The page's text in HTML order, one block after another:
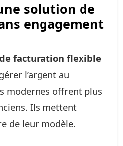
solution de
engagement
facturation flexible
l’argent au
modernes offrent plus
Ils mettent
de leur modèle.